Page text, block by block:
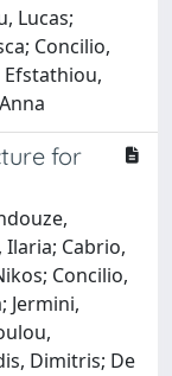
Lucas;
Concilio,
Efstathiou,
for
Cabrio,
Concilio,
Jermini,
Dimitris; De